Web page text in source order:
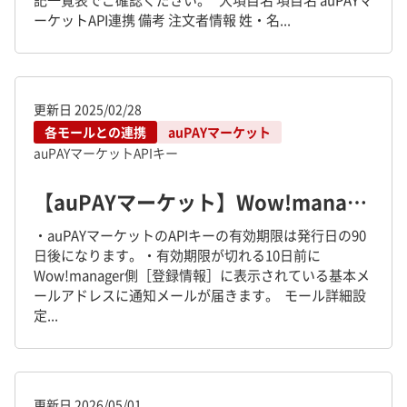
ーケットAPI連携 備考 注文者情報 姓・名...
更新日 2025/02/28
各モールとの連携
auPAYマーケット
auPAYマーケットAPIキー
【auPAYマーケット】Wow!manager上でのAPIキー更新方法
・auPAYマーケットのAPIキーの有効期限は発行日の90
日後になります。・有効期限が切れる10日前に
Wow!manager側［登録情報］に表示されている基本メ
ールアドレスに通知メールが届きます。 モール詳細設
定...